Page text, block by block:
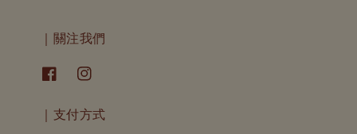
｜關注我們
｜支付方式